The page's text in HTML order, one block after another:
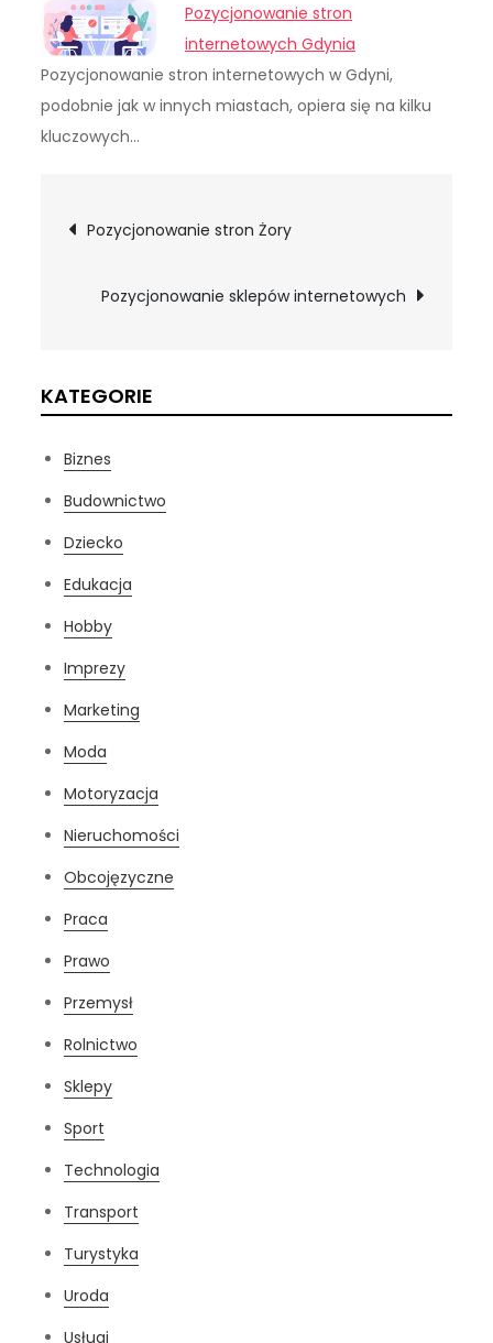
Pozycjonowanie stron
internetowych Gdynia
Pozycjonowanie stron internetowych w Gdyni,
podobnie jak w innych miastach, opiera się na kilku
kluczowych…
Nawigacja
wpisu
Pozycjonowanie stron Żory
Pozycjonowanie sklepów internetowych
KATEGORIE
Biznes
Budownictwo
Dziecko
Edukacja
Hobby
Imprezy
Marketing
Moda
Motoryzacja
Nieruchomości
Obcojęzyczne
Praca
Prawo
Przemysł
Rolnictwo
Sklepy
Sport
Technologia
Transport
Turystyka
Uroda
Usługi